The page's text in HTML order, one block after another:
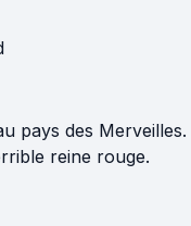
pays des
reine rouge.